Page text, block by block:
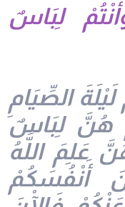
لِبَاسٌ
الصِّيَامِ
هُنَّ لِبَاسٌ
عَلِمَ اللَّهُ
أَنْفُسَكُمْ